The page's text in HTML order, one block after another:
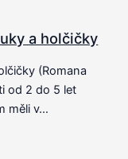
a holčičky
(Romana
od 2 do 5 let
měli v…